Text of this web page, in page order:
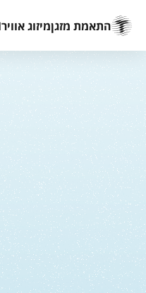
התאמת מזגןמיזוג אוויר